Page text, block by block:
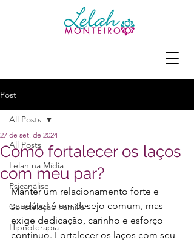
Post
All Posts
Lelah na Mídia
Psicanálise
Constelação Familiar
Hipnoterapia
All Posts
Como fortalecer os laços
com meu par?
27 de set. de 2024
Manter um relacionamento forte e
saudável é um desejo comum, mas
exige dedicação, carinho e esforço
contínuo. Fortalecer os laços com seu